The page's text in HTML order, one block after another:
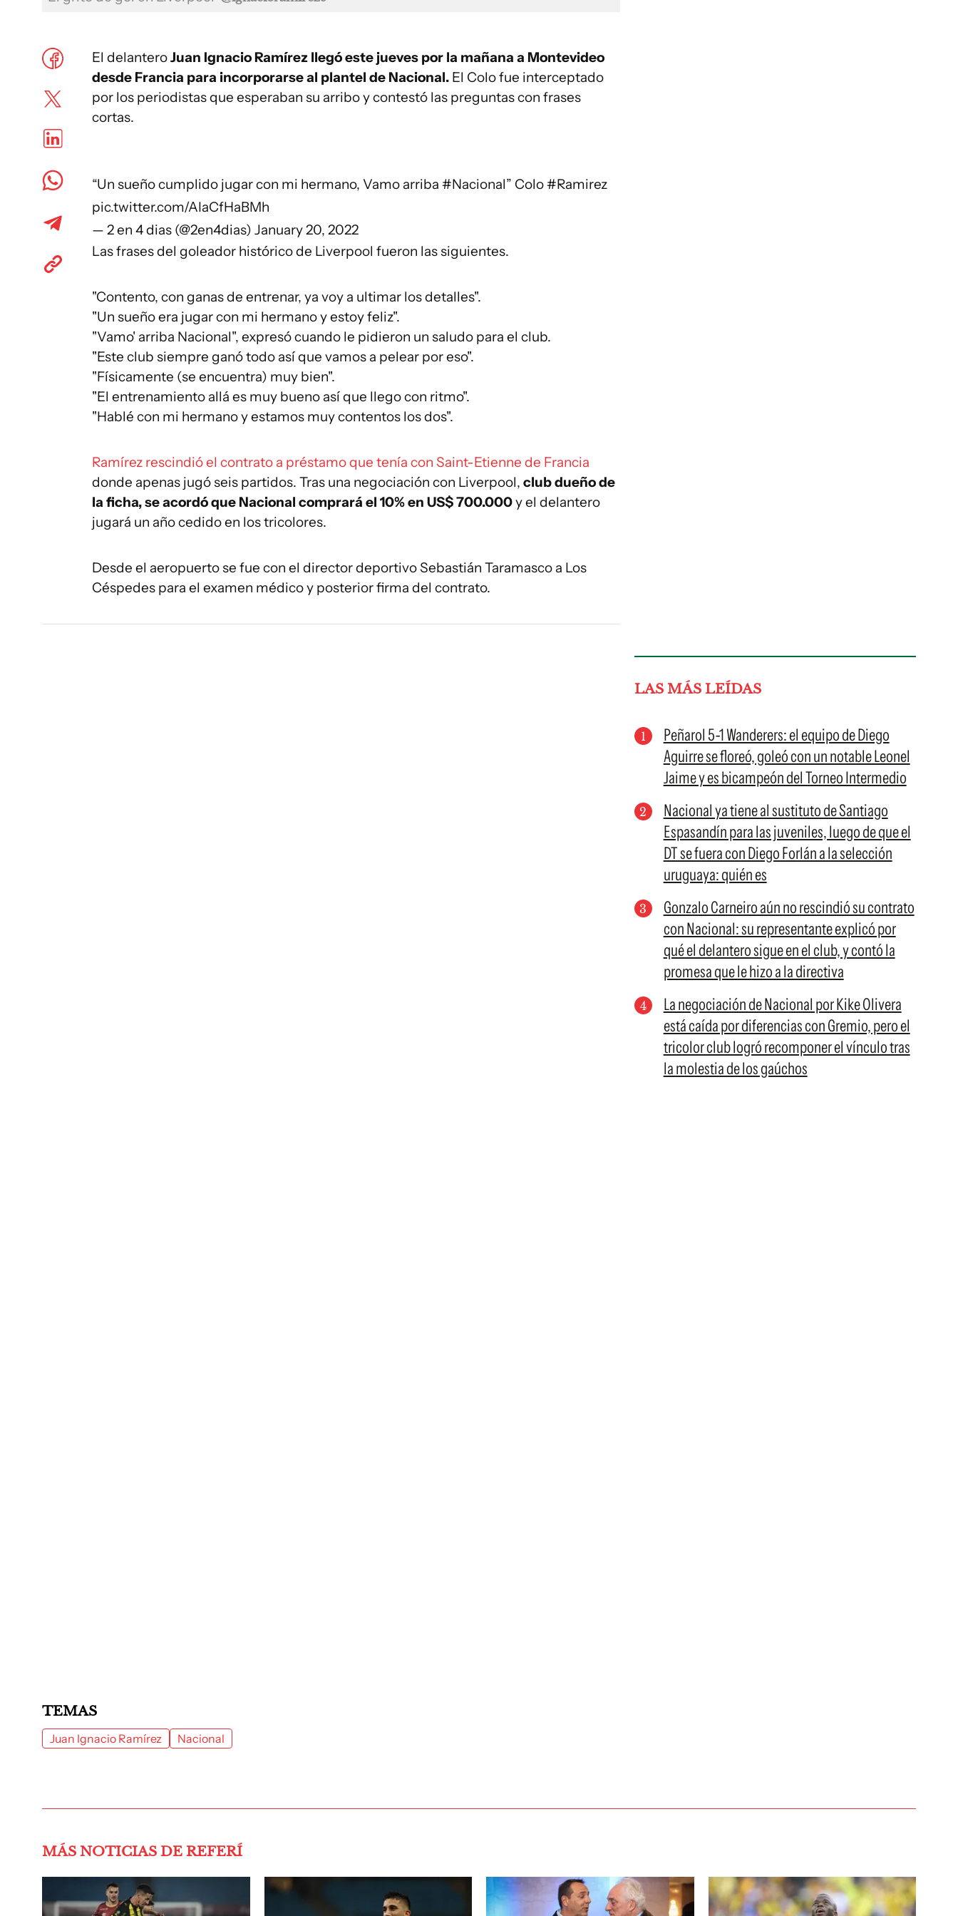
El delanteroJuan Ignacio Ramírez llegó este jueves por la mañana a Montevideo
desde Francia para incorporarse al plantel de Nacional. El Colo fue interceptado
por los periodistas que esperaban su arribo y contestó las preguntas con frases
cortas.
“Un sueño cumplido jugar con mi hermano, Vamo arriba #Nacional” Colo#Ramirez
pic.twitter.com/AIaCfHaBMh
— 2 en 4 dias (@2en4dias) January 20, 2022
Las frases del goleador histórico de Liverpool fueron las siguientes.
"Contento, con ganas de entrenar, ya voy a ultimar los detalles".
"Un sueño era jugar con mi hermano y estoy feliz".
"Vamo' arriba Nacional", expresó cuando le pidieron un saludo para el club.
"Este club siempre ganó todo así que vamos a pelear por eso".
"Físicamente (se encuentra) muy bien".
"El entrenamiento allá es muy bueno así que llego con ritmo".
"Hablé con mi hermano y estamos muy contentos los dos".
Ramírez rescindió el contrato a préstamo que tenía con Saint-Etienne de Francia
donde apenas jugó seis partidos. Tras una negociación con Liverpool, club dueño de
la ficha, se acordó que Nacional comprará el 10% en US$ 700.000y el delantero
jugará un año cedido en los tricolores.
Desde el aeropuerto se fue con el director deportivo Sebastián Taramasco a Los
Céspedes para el examen médico y posterior firma del contrato.
LAS MÁS LEÍDAS
Peñarol 5-1 Wanderers: el equipo de Diego
Aguirre se floreó, goleó con un notable Leonel
Jaime y es bicampeón del Torneo Intermedio
Nacional ya tiene al sustituto de Santiago
Espasandín para las juveniles, luego de que el
DT se fuera con Diego Forlán a la selección
uruguaya: quién es
Gonzalo Carneiro aún no rescindió su contrato
con Nacional: su representante explicó por
qué el delantero sigue en el club, y contó la
promesa que le hizo a la directiva
La negociación de Nacional por Kike Olivera
está caída por diferencias con Gremio, pero el
tricolor club logró recomponer el vínculo tras
la molestia de los gaúchos
TEMAS
Juan Ignacio Ramírez Nacional
MÁS NOTICIAS DE REFERÍ